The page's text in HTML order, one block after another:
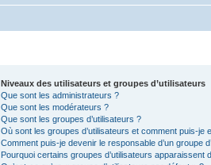
Niveaux des utilisateurs et groupes d’utilisateurs
Que sont les administrateurs ?
Que sont les modérateurs ?
Que sont les groupes d’utilisateurs ?
Où sont les groupes d’utilisateurs et comment puis-je
Comment puis-je devenir le responsable d’un groupe
Pourquoi certains groupes d’utilisateurs apparaissent